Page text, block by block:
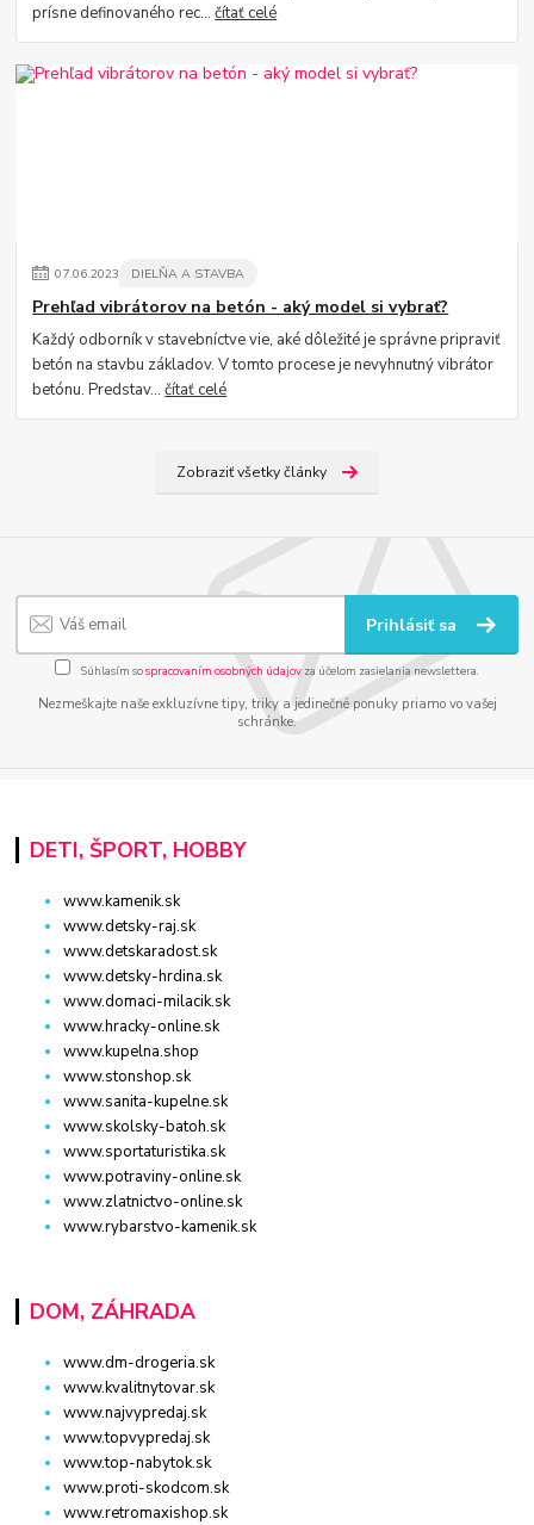
prísne definovaného rec...čítať celé
07.06.2023 DIELŇA A STAVBA
Prehľad vibrátorov na betón - aký model si vybrať?
Každý odborník v stavebníctve vie, aké dôležité je správne pripraviť
betón na stavbu základov. V tomto procese je nevyhnutný vibrátor
betónu. Predstav...čítať celé
Zobraziť všetky články
Prihlásiť sa
Súhlasím sospracovaním osobných údajov za účelom zasielania newslettera.
Nezmeškajte naše exkluzívne tipy, triky a jedinečné ponuky priamo vo vašej
schránke.
DETI, ŠPORT, HOBBY
www.kamenik.sk
www.detsky-raj.sk
www.detskaradost.sk
www.detsky-hrdina.sk
www.domaci-milacik.sk
www.hracky-online.sk
www.kupelna.shop
www.stonshop.sk
www.sanita-kupelne.sk
www.skolsky-batoh.sk
www.sportaturistika.sk
www.potraviny-online.sk
www.zlatnictvo-online.sk
www.rybarstvo-kamenik.sk
DOM, ZÁHRADA
www.dm-drogeria.sk
www.kvalitnytovar.sk
www.najvypredaj.sk
www.topvypredaj.sk
www.top-nabytok.sk
www.proti-skodcom.sk
www.retromaxishop.sk